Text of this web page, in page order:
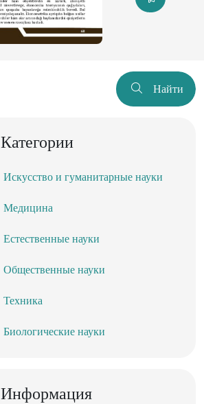
Найти
Категории
Искусство и гуманитарные науки
Медицина
Естественные науки
Общественные науки
Техника
Биологические науки
Информация